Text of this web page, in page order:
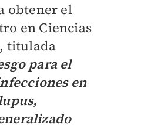
obtener el
en Ciencias
titulada
para el
en